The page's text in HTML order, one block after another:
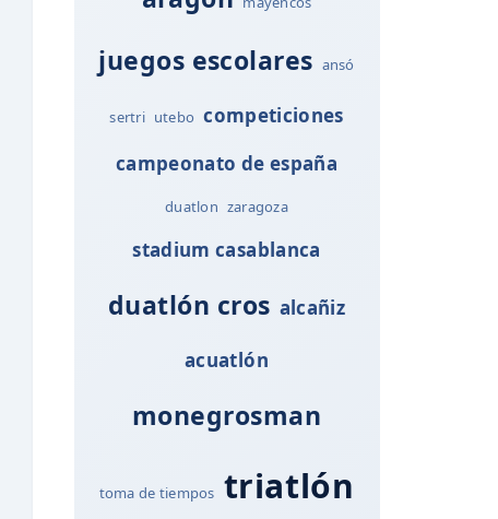
juegos escolares ansó
sertri utebo competiciones
campeonato de españa
duatlon zaragoza
stadium casablanca
duatlón cros alcañiz
acuatlón
monegrosman
toma de tiempos triatlón